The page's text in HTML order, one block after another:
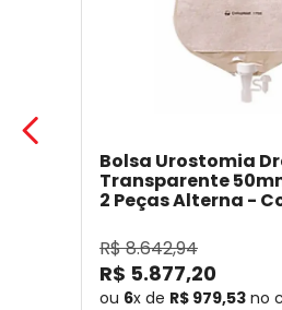
Bolsa Urostomia
Transparente
2 Peças Alterna -
R$8.642,94
R$ 5.877,20
ou 6x de R$ 979,53 no